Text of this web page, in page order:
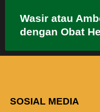
Wasir atau
dengan Obat
SOSIAL MEDIA